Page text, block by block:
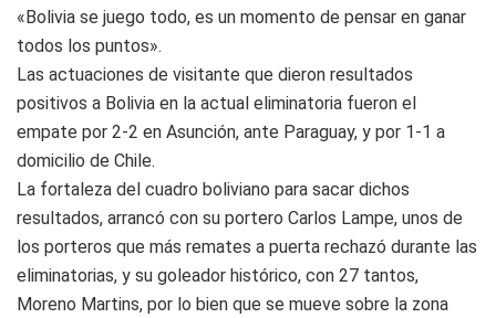
«Bolivia se juego todo, es un momento de pensar en ganar
todos los puntos».
Las actuaciones de visitante que dieron resultados
positivos a Bolivia en la actual eliminatoria fueron el
empate por 2-2 en Asunción, ante Paraguay, y por 1-1 a
domicilio de Chile.
La fortaleza del cuadro boliviano para sacar dichos
resultados, arrancó con su portero Carlos Lampe, unos de
los porteros que más remates a puerta rechazó durante las
eliminatorias, y su goleador histórico, con 27 tantos,
Moreno Martins, por lo bien que se mueve sobre la zona